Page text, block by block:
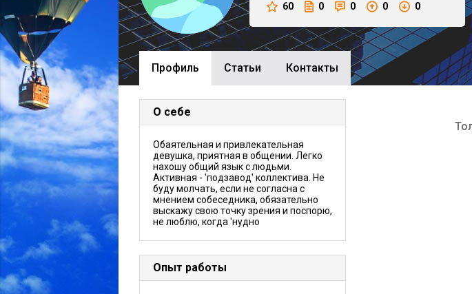
60 0 0 0 0
Профиль Cтатьи Контакты
О себе
Обаятельная и привлекательная
девушка, приятная в общении. Легко
нахошу общий язык с людьми.
Активная - 'подзавод' коллектива. Не
буду молчать, если не согласна с
мнением собеседника, обязательно
выскажу свою точку зрения и поспорю,
не люблю, когда 'нудно
Опыт работы